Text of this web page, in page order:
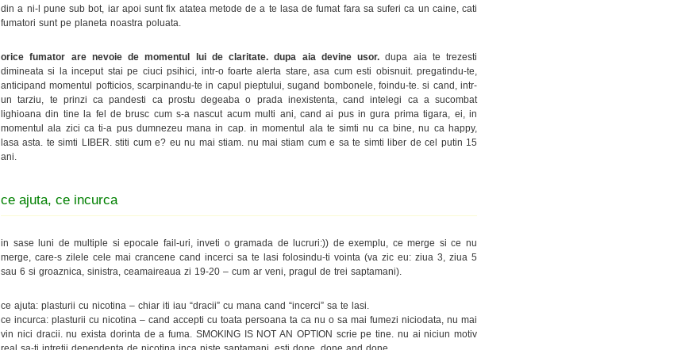
din a ni-l pune sub bot, iar apoi sunt fix atatea metode de a te lasa de fumat fara sa suferi ca un caine, cati
fumatori sunt pe planeta noastra poluata.
orice fumator are nevoie de momentul lui de claritate. dupa aia devine usor.dupa aia te trezesti
dimineata si la inceput stai pe ciuci psihici, intr-o foarte alerta stare, asa cum esti obisnuit. pregatindu-te,
anticipand momentul pofticios, scarpinandu-te in capul pieptului, sugand bombonele, foindu-te. si cand, intr-
un tarziu, te prinzi ca pandesti ca prostu degeaba o prada inexistenta, cand intelegi ca a sucombat
lighioana din tine la fel de brusc cum s-a nascut acum multi ani, cand ai pus in gura prima tigara, ei, in
momentul ala zici ca ti-a pus dumnezeu mana in cap. in momentul ala te simti nu ca bine, nu ca happy,
lasa asta. te simti LIBER. stiti cum e? eu nu mai stiam. nu mai stiam cum e sa te simti liber de cel putin 15
ani.
ce ajuta, ce incurca
in sase luni de multiple si epocale fail-uri, inveti o gramada de lucruri:)) de exemplu, ce merge si ce nu
merge, care-s zilele cele mai crancene cand incerci sa te lasi folosindu-ti vointa (va zic eu: ziua 3, ziua 5
sau 6 si groaznica, sinistra, ceamaireaua zi 19-20 – cum ar veni, pragul de trei saptamani).
ce ajuta: plasturii cu nicotina – chiar iti iau “dracii” cu mana cand “incerci” sa te lasi.
ce incurca: plasturii cu nicotina – cand accepti cu toata persoana ta ca nu o sa mai fumezi niciodata, nu mai
vin nici dracii. nu exista dorinta de a fuma. SMOKING IS NOT AN OPTION scrie pe tine. nu ai niciun motiv